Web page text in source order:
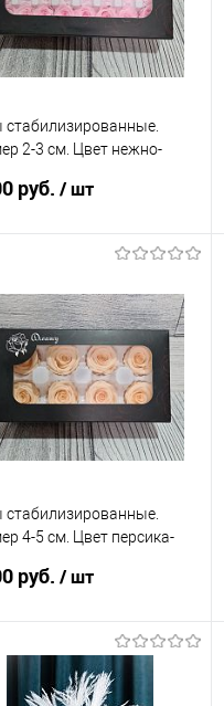
стабилизированные.
2-3 см. Цвет нежно-
руб. / шт
в 1 клик
Сравнение
В наличии
стабилизированные.
4-5 см. Цвет персика-
руб. / шт
В корзину